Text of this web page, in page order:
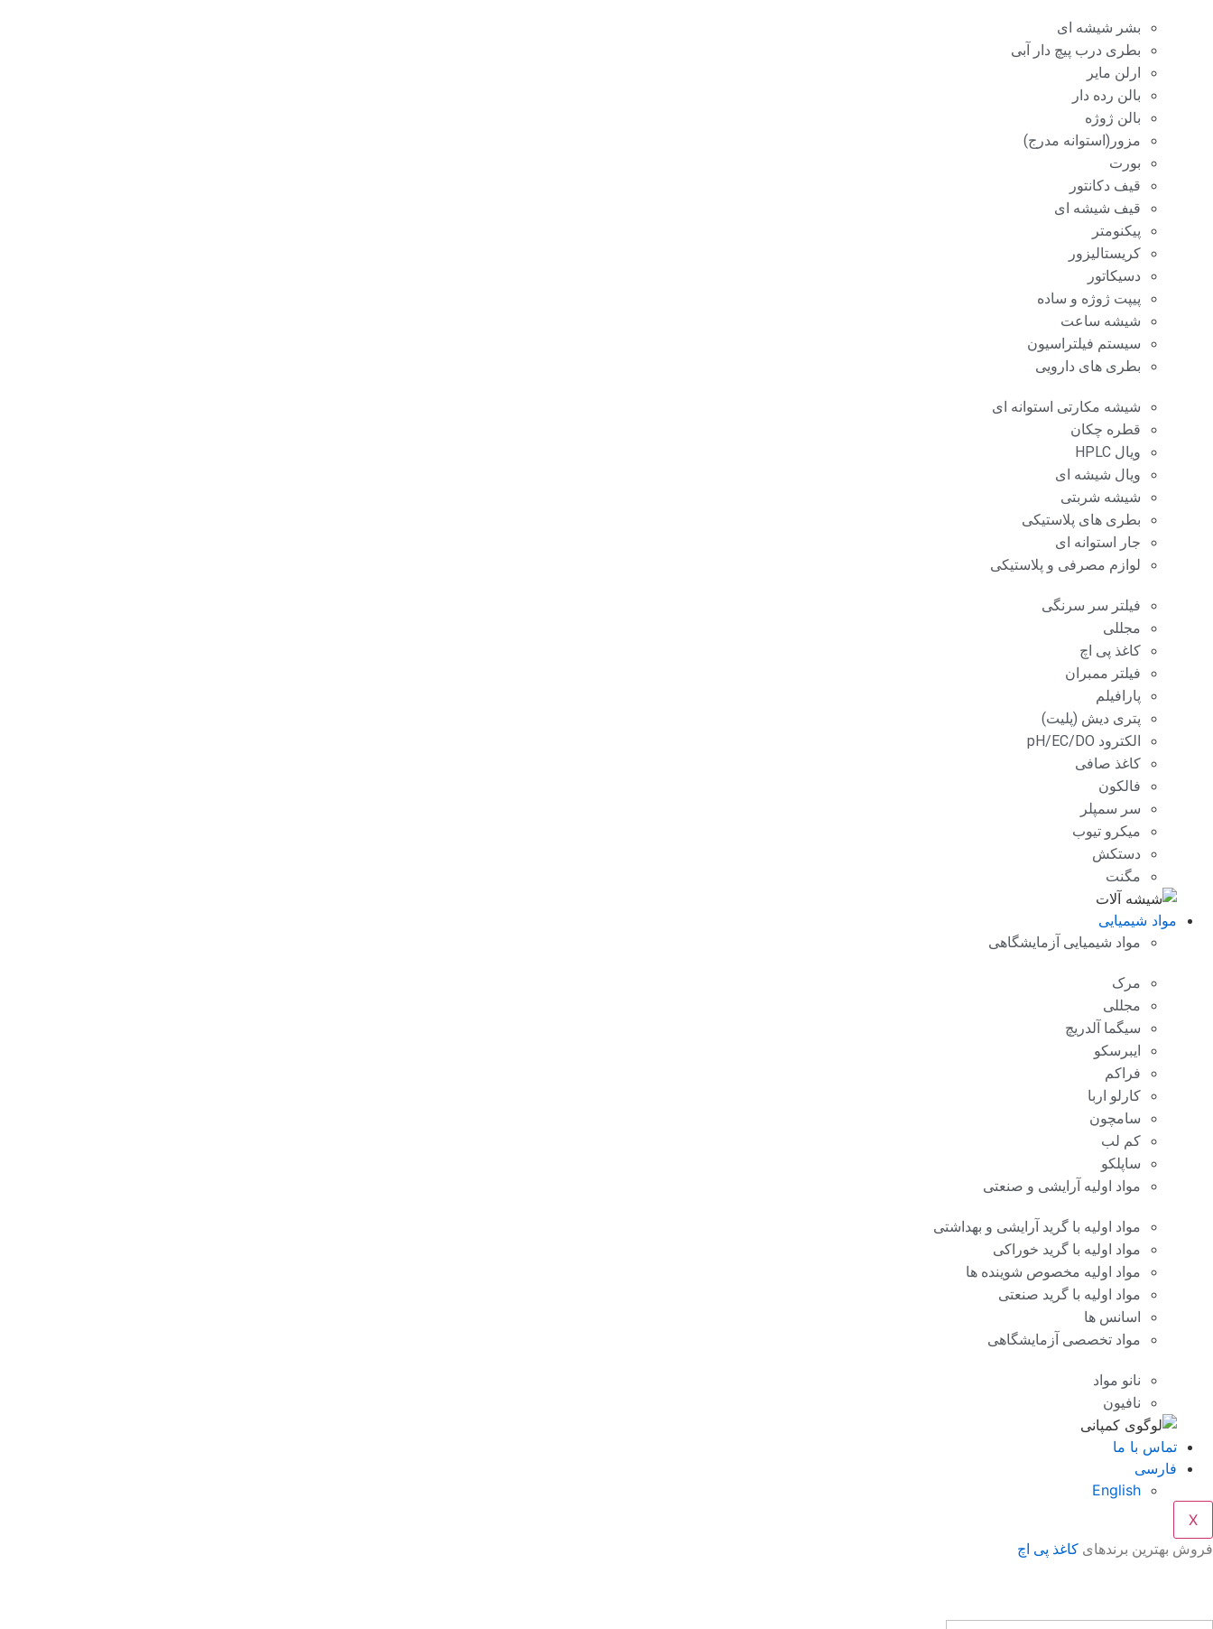
بشر شیشه ای
بطری درب پیچ دار آبی
ارلن مایر
بالن رده دار
بالن ژوژه
مزور(استوانه مدرج)
بورت
قیف دکانتور
قیف شیشه ای
پیکنومتر
کریستالیزور
دسیکاتور
پیپت ژوژه و ساده
شیشه ساعت
سیستم فیلتراسیون
بطری های دارویی
شیشه مکارتی استوانه ای
قطره چکان
ویال HPLC
ویال شیشه ای
شیشه شربتی
بطری های پلاستیکی
جار استوانه ای
لوازم مصرفی و پلاستیکی
فیلتر سر سرنگی
مجللی
کاغذ پی اچ
فیلتر ممبران
پارافیلم
پتری دیش (پلیت)
الکترود pH/EC/DO
کاغذ صافی
فالکون
سر سمپلر
میکرو تیوب
دستکش
مگنت
مواد شیمیایی
مواد شیمیایی آزمایشگاهی
مرک
مجللی
سیگما آلدریچ
ایبرسکو
فراکم
کارلو اربا
سامچون
کم لب
ساپلکو
مواد اولیه آرایشی و صنعتی
مواد اولیه با گرید آرایشی و بهداشتی
مواد اولیه با گرید خوراکی
مواد اولیه مخصوص شوینده ها
مواد اولیه با گرید صنعتی
اسانس ها
مواد تخصصی آزمایشگاهی
نانو مواد
نافیون
تماس با ما
فارسی
English
X
فروش بهترین برندهای کاغذ پی اچ